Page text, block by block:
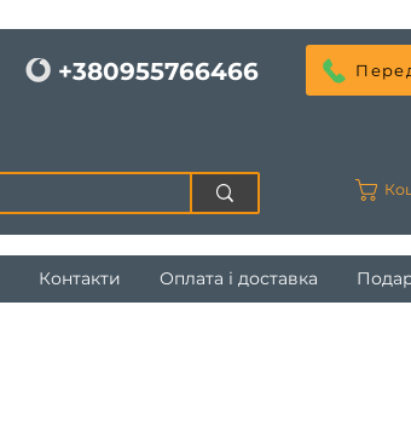
+380955766466
Контакти Оплата і доставка